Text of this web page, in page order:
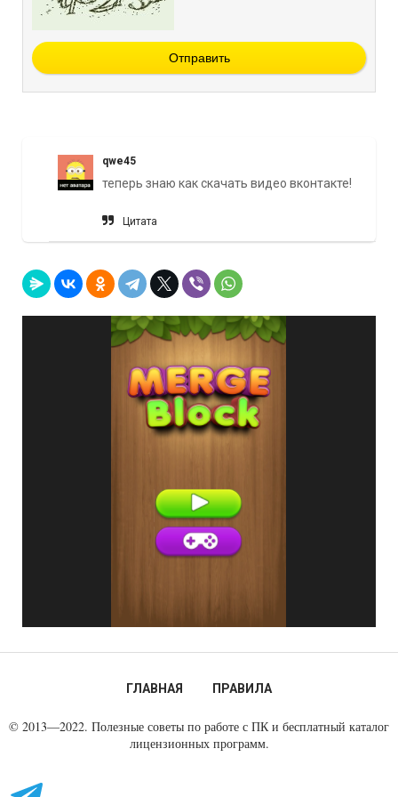
Отправить
qwe45
теперь знаю как скачать видео вконтакте!
Цитата
ГЛАВНАЯ ПРАВИЛА
© 2013—2022. Полезные советы по работе с ПК и бесплатный каталог
лицензионных программ.